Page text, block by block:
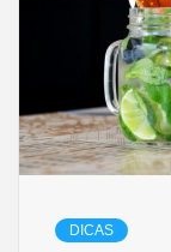
DICAS